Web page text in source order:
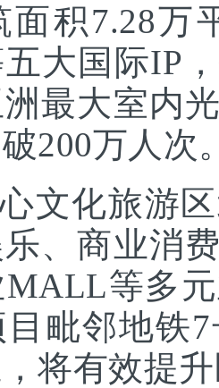
面积7.28万
大国际IP
最大室内
200万人次
文化旅游
、商业消
等多
毗邻地铁
将有效提